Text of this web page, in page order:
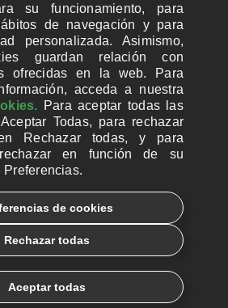
PARA DONAR
Galego
Español
su funcionamiento, para
de navegación y para
personalizada. Asimismo,
guardan relación con
ofrecidas en la web. Para
acceda a nuestra
Para aceptar todas las
Todas, para rechazar
Rechazar todas, y para
en función de su
de cookies
Rechazar todas
Aceptar todas